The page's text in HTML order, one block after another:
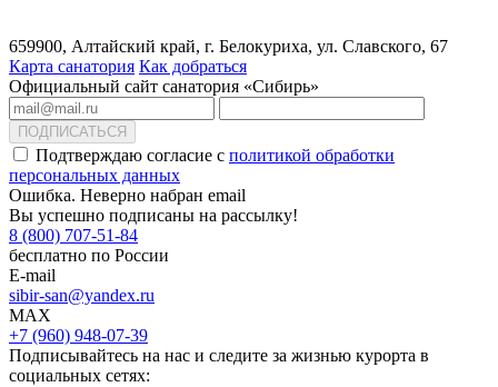
659900, Алтайский край, г. Белокуриха, ул. Славского, 67
Карта санатория Как добраться
Официальный сайт санатория «Сибирь»
ПОДПИСАТЬСЯ
Подтверждаю согласие с политикой обработки
персональных данных
Ошибка. Неверно набран email
Вы успешно подписаны на рассылку!
8 (800) 707-51-84
бесплатно по России
E-mail
sibir-san@yandex.ru
MAX
+7 (960) 948-07-39
Подписывайтесь на нас и следите за жизнью курорта в
социальных сетях: